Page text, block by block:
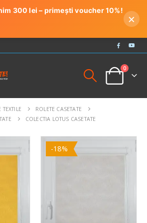
300 lei – primești voucher 10%!
×
0
TEXTILE
ROLETE CASETATE
COLECTIA LOTUS CASETATE
-18%